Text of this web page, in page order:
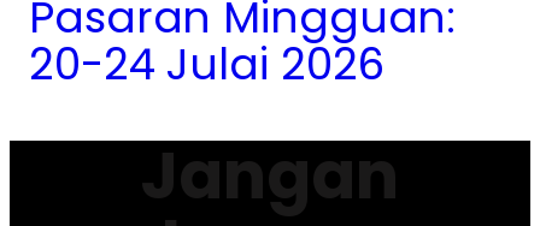
Pasaran Mingguan:
20-24 Julai 2026
Jangan